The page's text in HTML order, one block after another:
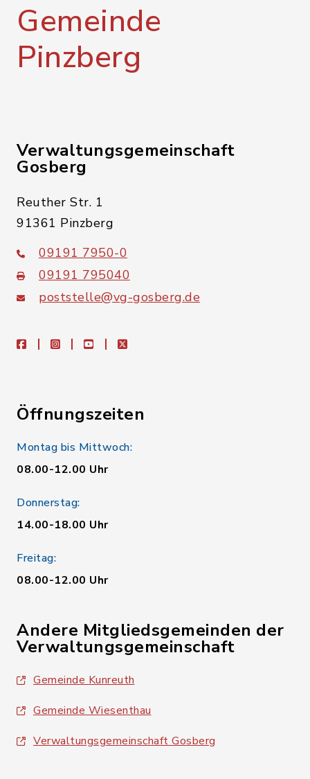
Gemeinde
Pinzberg
Verwaltungsgemeinschaft
Gosberg
Reuther Str. 1
91361 Pinzberg
09191 7950-0
09191 795040
poststelle@vg-gosberg.de
facebookinstagramyoutubeX
Öffnungszeiten
Montag bis Mittwoch:
08.00-12.00 Uhr
Donnerstag:
14.00-18.00 Uhr
Freitag:
08.00-12.00 Uhr
Andere Mitgliedsgemeinden der
Verwaltungsgemeinschaft
Gemeinde Kunreuth
Gemeinde Wiesenthau
Verwaltungsgemeinschaft Gosberg